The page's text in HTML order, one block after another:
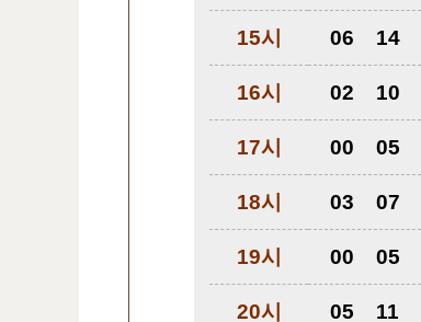
15시 06 14
16시 02 10
17시 00 05
18시 03 07
19시 00 05
20시 05 11